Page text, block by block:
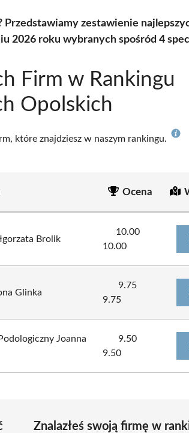
Przedstawiamy zestawienie
2026 roku wybranych spośród 4
Firm w Rankingu
Opolskich
które znajdziesz w naszym rankingu.
Ocena
Brolik
10.00
10.00
Glinka
9.75
9.75
Joanna
9.50
9.50
Znalazłeś swoją firmę w